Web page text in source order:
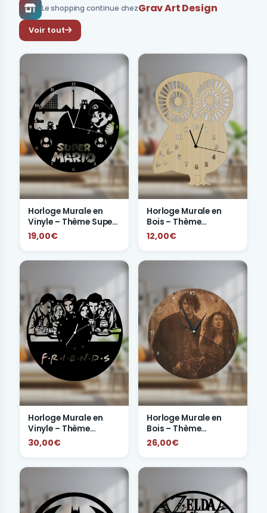
Le shopping continue chezGrav Art Design
Voir tout
Horloge Murale en
Vinyle – Thème Super
Mario
19,00€
Horloge Murale en
Bois – Thème
Animaux
12,00€
Horloge Murale en
Vinyle – Thème
FRIENDS
30,00€
Horloge Murale en
Bois – Thème
Outlander
26,00€